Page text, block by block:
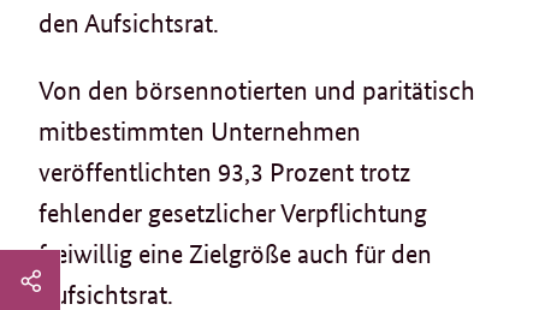
den Aufsichtsrat.
Von den börsennotierten und paritätisch
mitbestimmten Unternehmen
veröffentlichten 93,3 Prozent trotz
fehlender gesetzlicher Verpflichtung
freiwillig eine Zielgröße auch für den
Aufsichtsrat.
Seitenleiste: